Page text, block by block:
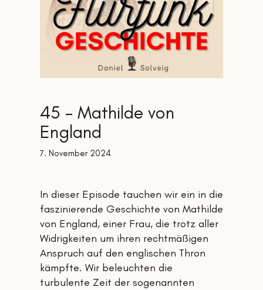
45 – Mathilde von
England
7. November 2024
In dieser Episode tauchen wir ein in die
faszinierende Geschichte von Mathilde
von England, einer Frau, die trotz aller
Widrigkeiten um ihren rechtmäßigen
Anspruch auf den englischen Thron
kämpfte. Wir beleuchten die
turbulente Zeit der sogenannten